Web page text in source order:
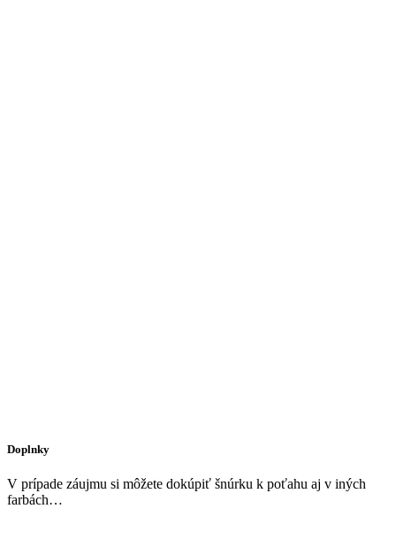
Doplnky
V prípade záujmu si môžete dokúpiť šnúrku k poťahu aj v iných
farbách…